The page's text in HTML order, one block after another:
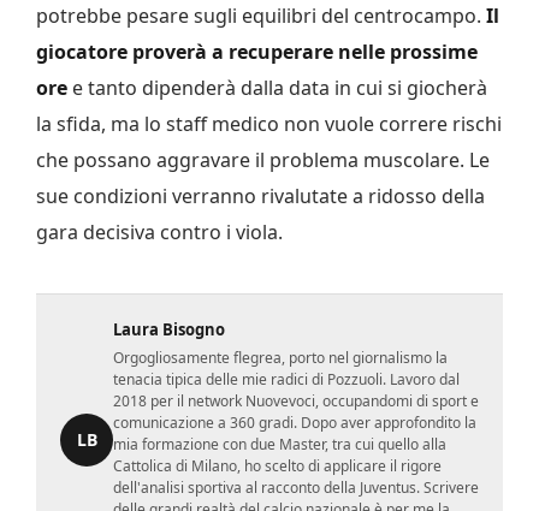
potrebbe pesare sugli equilibri del centrocampo. Il
giocatore proverà a recuperare nelle prossime
ore e tanto dipenderà dalla data in cui si giocherà
la sfida, ma lo staff medico non vuole correre rischi
che possano aggravare il problema muscolare. Le
sue condizioni verranno rivalutate a ridosso della
gara decisiva contro i viola.
LB
Laura Bisogno
Orgogliosamente flegrea, porto nel giornalismo la
tenacia tipica delle mie radici di Pozzuoli. Lavoro dal
2018 per il network Nuovevoci, occupandomi di sport e
comunicazione a 360 gradi. Dopo aver approfondito la
mia formazione con due Master, tra cui quello alla
Cattolica di Milano, ho scelto di applicare il rigore
dell'analisi sportiva al racconto della Juventus. Scrivere